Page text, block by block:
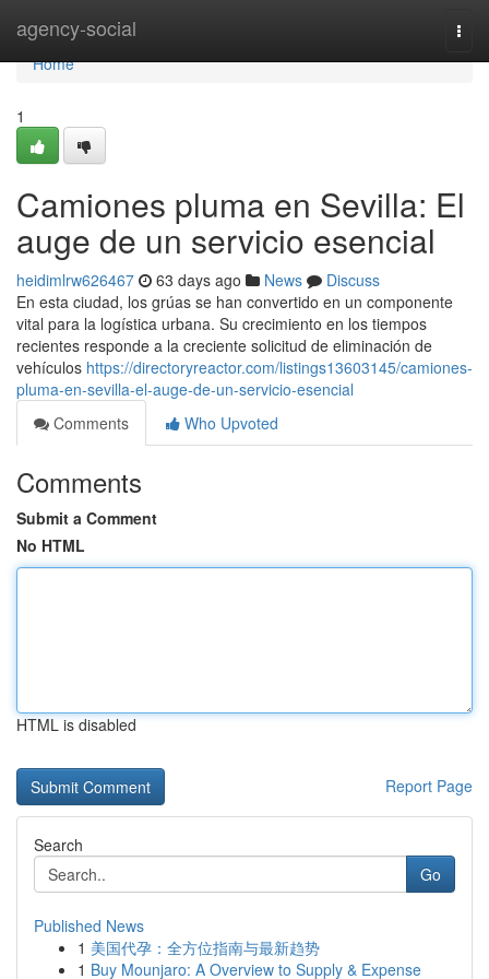
agency-social
Home
Home
1
Camiones pluma en Sevilla: El
auge de un servicio esencial
heidimlrw626467 63 days ago News
Discuss
En esta ciudad, los grúas se han convertido en un componente
vital para la logística urbana. Su crecimiento en los tiempos
recientes responde a la creciente solicitud de eliminación de
vehículos https://directoryreactor.com/listings13603145/camiones-
pluma-en-sevilla-el-auge-de-un-servicio-esencial
Comments
Who Upvoted
Comments
Submit a Comment
No HTML
HTML is disabled
Report Page
Search
Go
Published News
1 美国代孕：全方位指南与最新趋势
1 Buy Mounjaro: A Overview to Supply & Expense